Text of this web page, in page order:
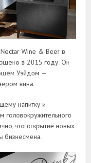
Nectar Wine & Beer в
в 2015 году. Он
Уэйдом —
вина.
напитку и
головокружительного
что открытие новых
бизнесмена.